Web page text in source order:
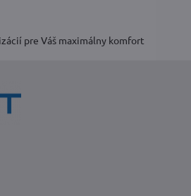
pre Váš maximálny komfort